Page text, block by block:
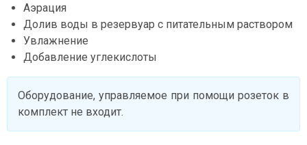
Аэрация
Долив воды в резервуар с питательным раствором
Увлажнение
Добавление углекислоты
Оборудование, управляемое при помощи розеток в
комплект не входит.